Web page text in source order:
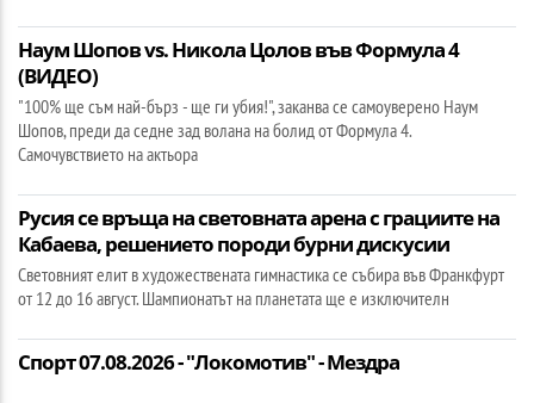
Наум Шопов vs. Никола Цолов във Формула 4
(ВИДЕО)
"100% ще съм най-бърз - ще ги убия!", заканва се самоуверено Наум
Шопов, преди да седне зад волана на болид от Формула 4.
Самочувствието на актьора
Русия се връща на световната арена с грациите на
Кабаева, решението породи бурни дискусии
Световният елит в художествената гимнастика се събира във Франкфурт
от 12 до 16 август. Шампионатът на планетата ще е изключителн
Спорт 07.08.2026 - "Локомотив" - Мездра